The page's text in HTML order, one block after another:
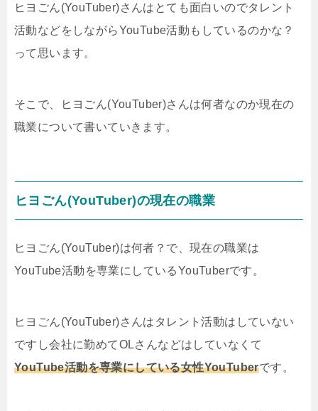
ヒヨごん(YouTuber)さんはとても面白いのでタレント
活動などをしながらYouTube活動もしているのかな？
って思います。
そこで、ヒヨごん(YouTuber)さんは何者なのか現在の
職業について書いていきます。
ヒヨごん(YouTuber)の現在の職業
ヒヨごん(YouTuber)は何者？で、現在の職業は
YouTube活動を専業にしているYouTuberです。
ヒヨごん(YouTuber)さんはタレント活動はしていない
ですし会社に勤めてOLさんなどはしていなくて
YouTube活動を専業にしている女性YouTuberです。